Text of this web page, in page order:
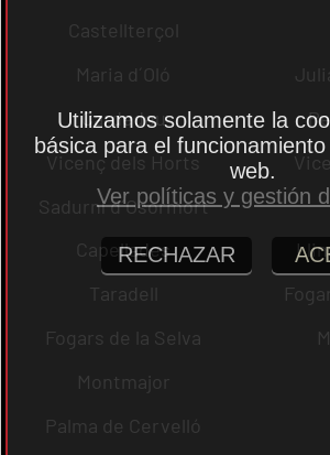
Castellterçol
Maria d´Oló
Cardedeu
Vicenç dels Horts
Sadurní d´Osormort
Capellades
Taradell
Fogars de la Selva
Montmajor
Palma de Cervelló
Utilizamos solamente la
básica para el
web.
Ver políticas y gestión
RECHAZAR